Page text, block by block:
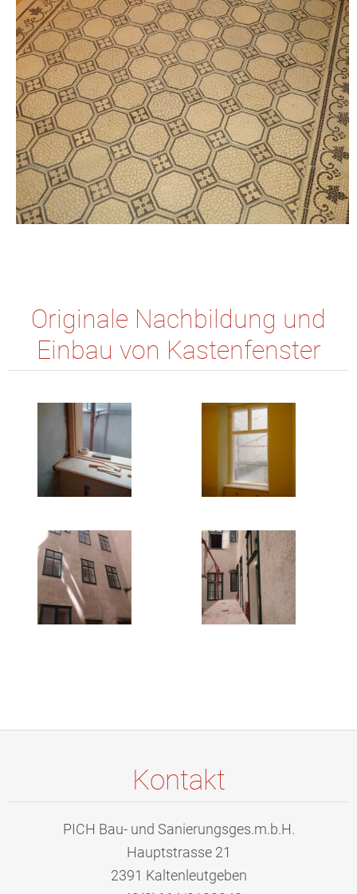
Originale Nachbildung und
Einbau von Kastenfenster
Kontakt
PICH Bau- und Sanierungsges.m.b.H.
Hauptstrasse 21
2391 Kaltenleutgeben